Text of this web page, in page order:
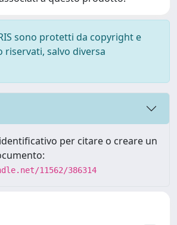
sono protetti da copyright e
salvo diversa
per citare o creare un
11562/386314